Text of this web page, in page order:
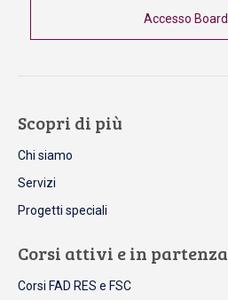
Accesso Board
Scopri di più
Chi siamo
Servizi
Progetti speciali
Corsi attivi e in partenza
Corsi FAD RES e FSC